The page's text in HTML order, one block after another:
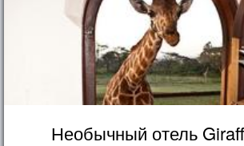
Необычный отель